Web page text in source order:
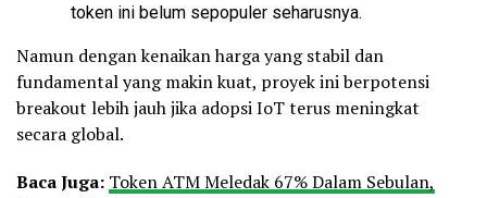
token ini belum sepopuler seharusnya.
Namun dengan kenaikan harga yang stabil dan
fundamental yang makin kuat, proyek ini berpotensi
breakout lebih jauh jika adopsi IoT terus meningkat
secara global.
Baca Juga: Token ATM Meledak 67% Dalam Sebulan,